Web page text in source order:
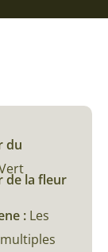
du
de la fleur
: Les